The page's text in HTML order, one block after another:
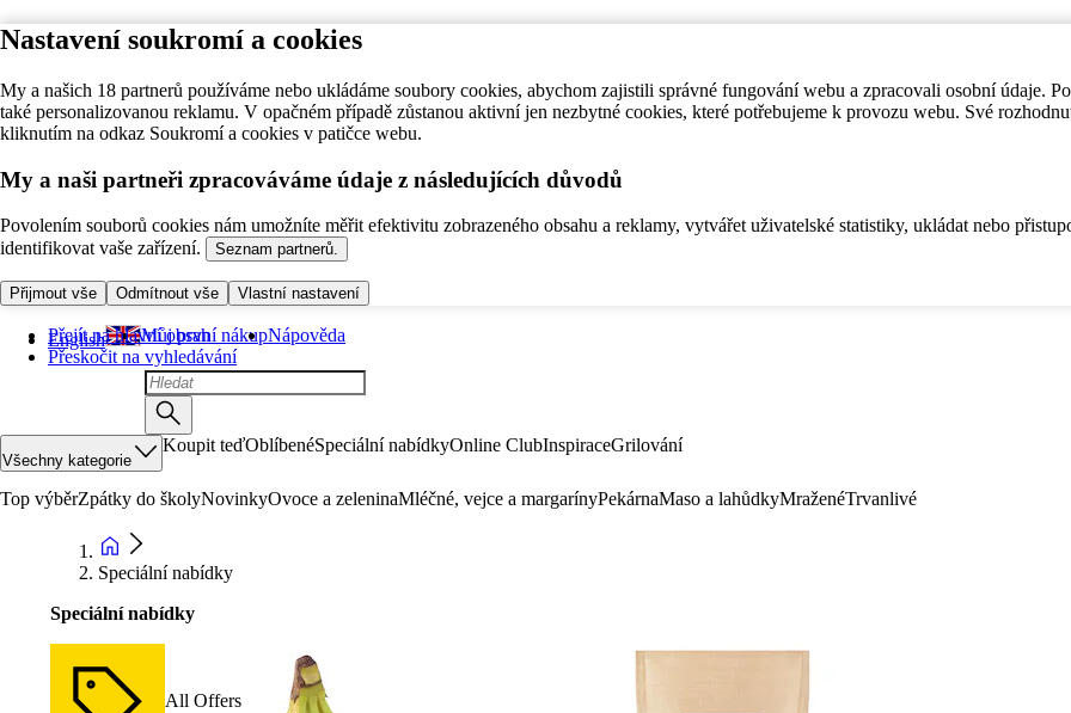
Nastavení soukromí a cookies
My a našich 18 partnerů používáme nebo ukládáme soubory cookies, abychom zajistili správné fungování webu a zpracovali osobní údaje.
také personalizovanou reklamu. V opačném případě zůstanou aktivní jen nezbytné cookies, které potřebujeme k provozu webu. Své
kliknutím na odkaz Soukromí a cookies v patičce webu.
My a naši partneři zpracováváme údaje z následujících důvodů
Povolením souborů cookies nám umožníte měřit efektivitu zobrazeného obsahu a reklamy, vytvářet uživatelské statistiky, ukládat nebo
identifikovat vaše zařízení.
Seznam partnerů.
Přijmout vše Odmítnout vše Vlastní nastavení
Přejít na hlavní obsah
Přeskočit na vyhledávání
English Můj první nákupNápověda
Všechny kategorie
Koupit teďOblíbenéSpeciální nabídkyOnline ClubInspiraceGrilování
Top výběrZpátky do školyNovinkyOvoce a zeleninaMléčné, vejce a margarínyPekárnaMaso a lahůdkyMraženéTrvanlivé
Speciální nabídky
Speciální nabídky
All Offers